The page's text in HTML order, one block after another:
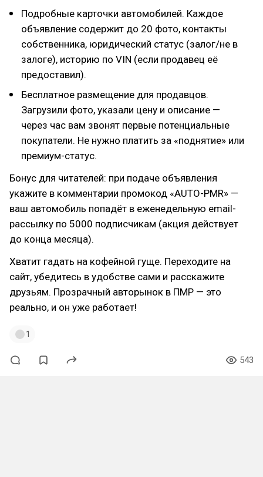
Подробные карточки автомобилей. Каждое
объявление содержит до 20 фото, контакты
собственника, юридический статус (залог/не в
залоге), историю по VIN (если продавец её
предоставил).
Бесплатное размещение для продавцов.
Загрузили фото, указали цену и описание —
через час вам звонят первые потенциальные
покупатели. Не нужно платить за «поднятие» или
премиум-статус.
Бонус для читателей: при подаче объявления
укажите в комментарии промокод «AUTO-PMR» —
ваш автомобиль попадёт в еженедельную email-
рассылку по 5000 подписчикам (акция действует
до конца месяца).
Хватит гадать на кофейной гуще. Переходите на
сайт, убедитесь в удобстве сами и расскажите
друзьям. Прозрачный авторынок в ПМР — это
реально, и он уже работает!
1
543